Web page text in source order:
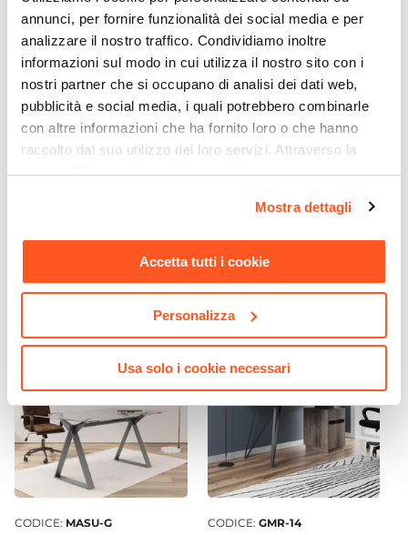
annunci, per fornire funzionalità dei social media e per
analizzare il nostro traffico. Condividiamo inoltre
informazioni sul modo in cui utilizza il nostro sito con i
nostri partner che si occupano di analisi dei dati web,
pubblicità e social media, i quali potrebbero combinarle
con altre informazioni che ha fornito loro o che hanno
raccolto dal suo utilizzo dei loro servizi. Attraverso la
sezione "Mostra dettagli" è possibile gestire le proprie
momento. Per maggiori informazioni si invita a leggere la
nostraCookie Policy.
Mostra dettagli
Accetta tutti i cookie
Personalizza
Usa solo i cookie necessari
Struttura Pieghevole
No
Colore Seduta
Nero
Colore Struttura
Nero
Materiale Seduta
No
CODICE:NIL-N CODICE:MTP-N
Cassettiera con ruote 40 cm
in legno nero e vetro
CODICE: MASU-G CODICE: GMR-14